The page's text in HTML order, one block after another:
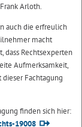
Arloth.
auch die erfreulich
macht
dass Rechtsexperten
Aufmerksamkeit,
Fachtagung
finden sich hier:
19008